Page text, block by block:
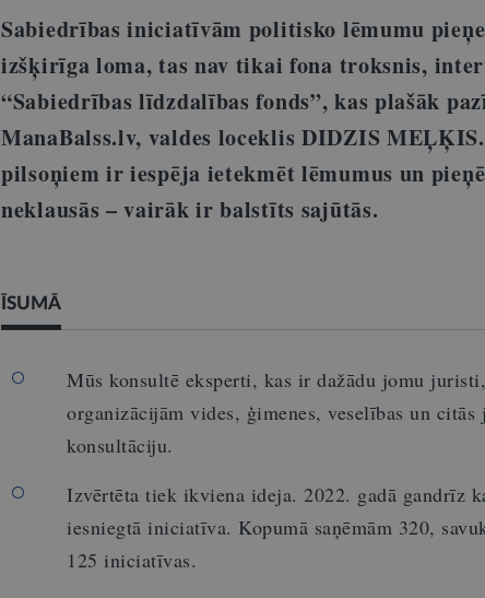
Sabiedrības iniciatīvām politisko lēmumu
izšķirīga loma, tas nav tikai fona troksnis,
“Sabiedrības līdzdalības fonds”, kas plašāk
ManaBalss.lv, valdes loceklis DIDZIS
pilsoņiem ir iespēja ietekmēt lēmumus un
neklausās – vairāk ir balstīts sajūtās.
ĪSUMĀ
Mūs konsultē eksperti, kas ir dažādu jomu
organizācijām vides, ģimenes, veselības un citās
konsultāciju.
Izvērtēta tiek ikviena ideja. 2022. gadā gandrīz
iesniegtā iniciatīva. Kopumā saņēmām 320,
125 iniciatīvas.